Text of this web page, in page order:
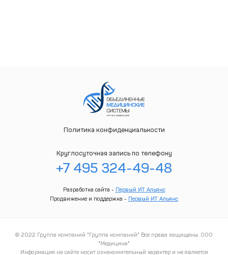
Политика конфиденциальности
Круглосуточная запись по телефону
+7 495 324-49-48
Разработка сайта - Первый ИТ Альянс
Продвижение и поддержка - Первый ИТ Альянс
© 2022 Группа компаний "Группа компаний" Все права защищены. ООО
"Медицина"
Информация на сайте носит ознакомительный характер и не является